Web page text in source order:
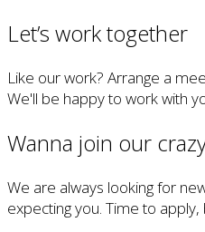
Let’s work together
Like our work? Arrange a
We'll be happy to work with
Wanna join our
We are always looking for
expecting you. Time to apply,